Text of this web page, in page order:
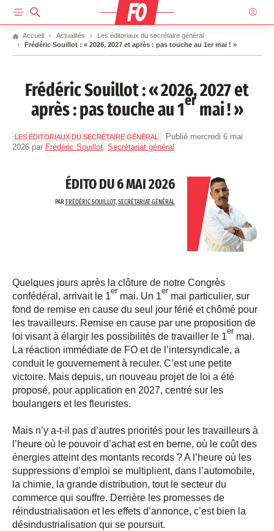
ACCUEIL
Accueil Actualités
Les éditoriaux du secrétaire général
Frédéric Souillot : « 2026, 2027 et après : pas touche au 1er mai ! »
Frédéric Souillot : «2026, 2027 et
après : pas touche au 1er mai!»
LES ÉDITORIAUX DU SECRÉTAIRE GÉNÉRAL
Publié mercredi 6 mai
2026 par Frédéric Souillot, Secrétariat général
ÉDITO DU 6 MAI 2026
PAR FRÉDÉRIC SOUILLOT,SECRÉTARIAT GÉNÉRAL
Quelques jours après la clôture de notre Congrès
confédéral, arrivait le 1
er
mai. Un 1
er
mai particulier, sur
fond de remise en cause du seul jour férié et chômé pour
les travailleurs. Remise en cause par une proposition de
loi visant à élargir les possibilités de travailler le 1
er
mai.
La réaction immédiate de FO et de l’intersyndicale, a
conduit le gouvernement à reculer. C’est une petite
victoire. Mais depuis, un nouveau projet de loi a été
proposé, pour application en 2027, centré sur les
boulangers et les fleuristes.
Mais n’y a-t-il pas d’autres priorités pour les travailleurs à
l’heure où le pouvoir d’achat est en berne, où le coût des
énergies atteint des montants records ? A l’heure où les
suppressions d’emploi se multiplient, dans l’automobile,
la chimie, la grande distribution, tout le secteur du
commerce qui souffre. Derrière les promesses de
réindustrialisation et les effets d’annonce, c’est bien la
désindustrialisation qui se poursuit.